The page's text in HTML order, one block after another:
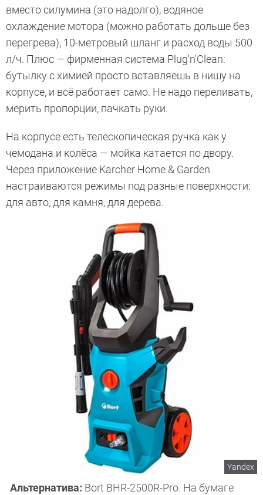
вместо силумина (это надолго), водяное
охлаждение мотора (можно работать дольше без
перегрева), 10-метровый шланг и расход воды 500
л/ч. Плюс — фирменная система Plug'n'Clean:
бутылку с химией просто вставляешь в нишу на
корпусе, и всё работает само. Не надо переливать,
мерить пропорции, пачкать руки.
На корпусе есть телескопическая ручка как у
чемодана и колёса — мойка катается по двору.
Через приложение Karcher Home & Garden
настраиваются режимы под разные поверхности:
для авто, для камня, для дерева.
Yandex
Альтернатива: Bort BHR-2500R-Pro. На бумаге